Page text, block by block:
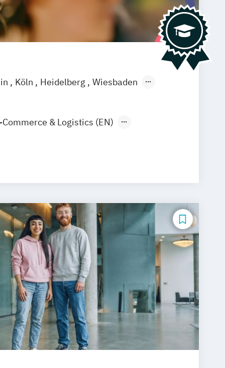
Köln Heidelberg
Wiesbaden
Commerce & Logistics (EN)